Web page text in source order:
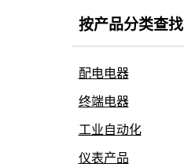
按产品分类查找
配电电器
终端电器
工业自动化
仪表产品